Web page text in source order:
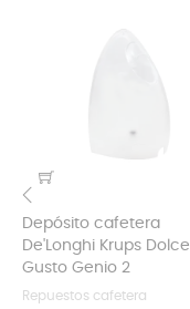
Depósito cafetera
De'Longhi Krups Dolce
Gusto Genio 2
Repuestos cafetera
‹